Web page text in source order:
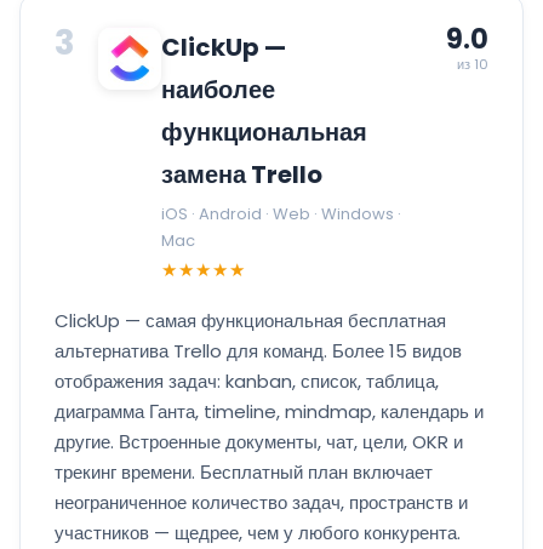
3
ClickUp —
наиболее
функциональная
замена Trello
iOS · Android · Web · Windows ·
Mac
★★★★★
9.0
из 10
ClickUp — самая функциональная бесплатная
альтернатива Trello для команд. Более 15 видов
отображения задач: kanban, список, таблица,
диаграмма Ганта, timeline, mindmap, календарь и
другие. Встроенные документы, чат, цели, OKR и
трекинг времени. Бесплатный план включает
неограниченное количество задач, пространств и
участников — щедрее, чем у любого конкурента.